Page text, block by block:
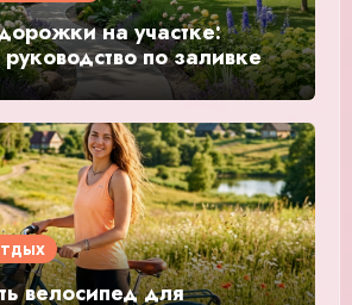
на участке:
по заливке
велосипед для